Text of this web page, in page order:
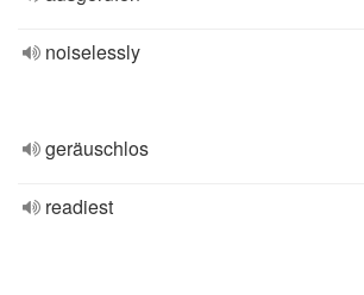
noiselessly
geräuschlos
readiest